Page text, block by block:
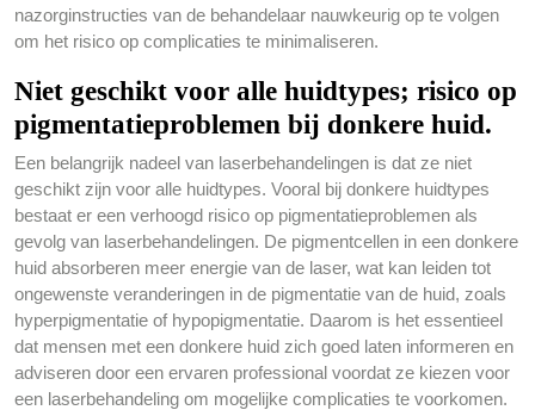
nazorginstructies van de behandelaar nauwkeurig op te volgen
om het risico op complicaties te minimaliseren.
Niet geschikt voor alle huidtypes; risico op
pigmentatieproblemen bij donkere huid.
Een belangrijk nadeel van laserbehandelingen is dat ze niet
geschikt zijn voor alle huidtypes. Vooral bij donkere huidtypes
bestaat er een verhoogd risico op pigmentatieproblemen als
gevolg van laserbehandelingen. De pigmentcellen in een donkere
huid absorberen meer energie van de laser, wat kan leiden tot
ongewenste veranderingen in de pigmentatie van de huid, zoals
hyperpigmentatie of hypopigmentatie. Daarom is het essentieel
dat mensen met een donkere huid zich goed laten informeren en
adviseren door een ervaren professional voordat ze kiezen voor
een laserbehandeling om mogelijke complicaties te voorkomen.